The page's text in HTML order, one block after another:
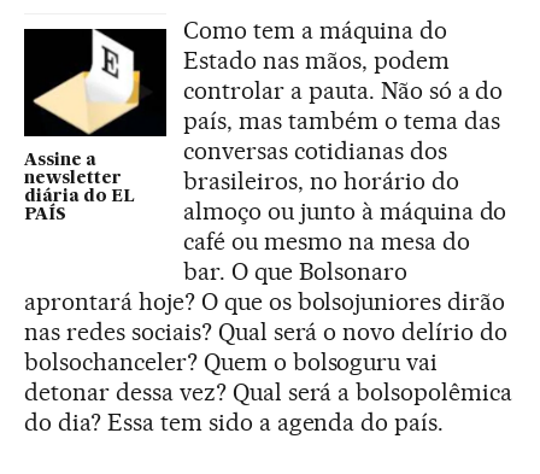
Assine a
newsletter
diária do EL
PAÍS
Como tem a máquina do
Estado nas mãos, podem
controlar a pauta. Não só a do
país, mas também o tema das
conversas cotidianas dos
brasileiros, no horário do
almoço ou junto à máquina do
café ou mesmo na mesa do
bar. O que Bolsonaro
aprontará hoje? O que os bolsojuniores dirão
nas redes sociais? Qual será o novo delírio do
bolsochanceler? Quem o bolsoguru vai
detonar dessa vez? Qual será a bolsopolêmica
do dia? Essa tem sido a agenda do país.